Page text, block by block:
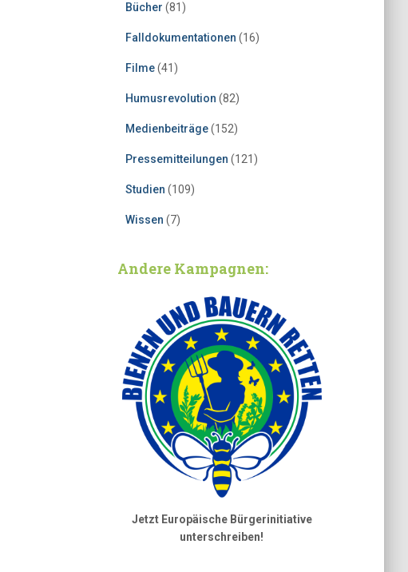
Bücher (81)
Falldokumentationen (16)
Filme(41)
Humusrevolution (82)
Medienbeiträge(152)
Pressemitteilungen (121)
Studien (109)
Wissen (7)
Andere Kampagnen:
Jetzt Europäische Bürgerinitiative
unterschreiben!